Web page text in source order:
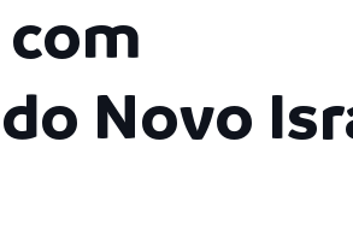
com
Novo